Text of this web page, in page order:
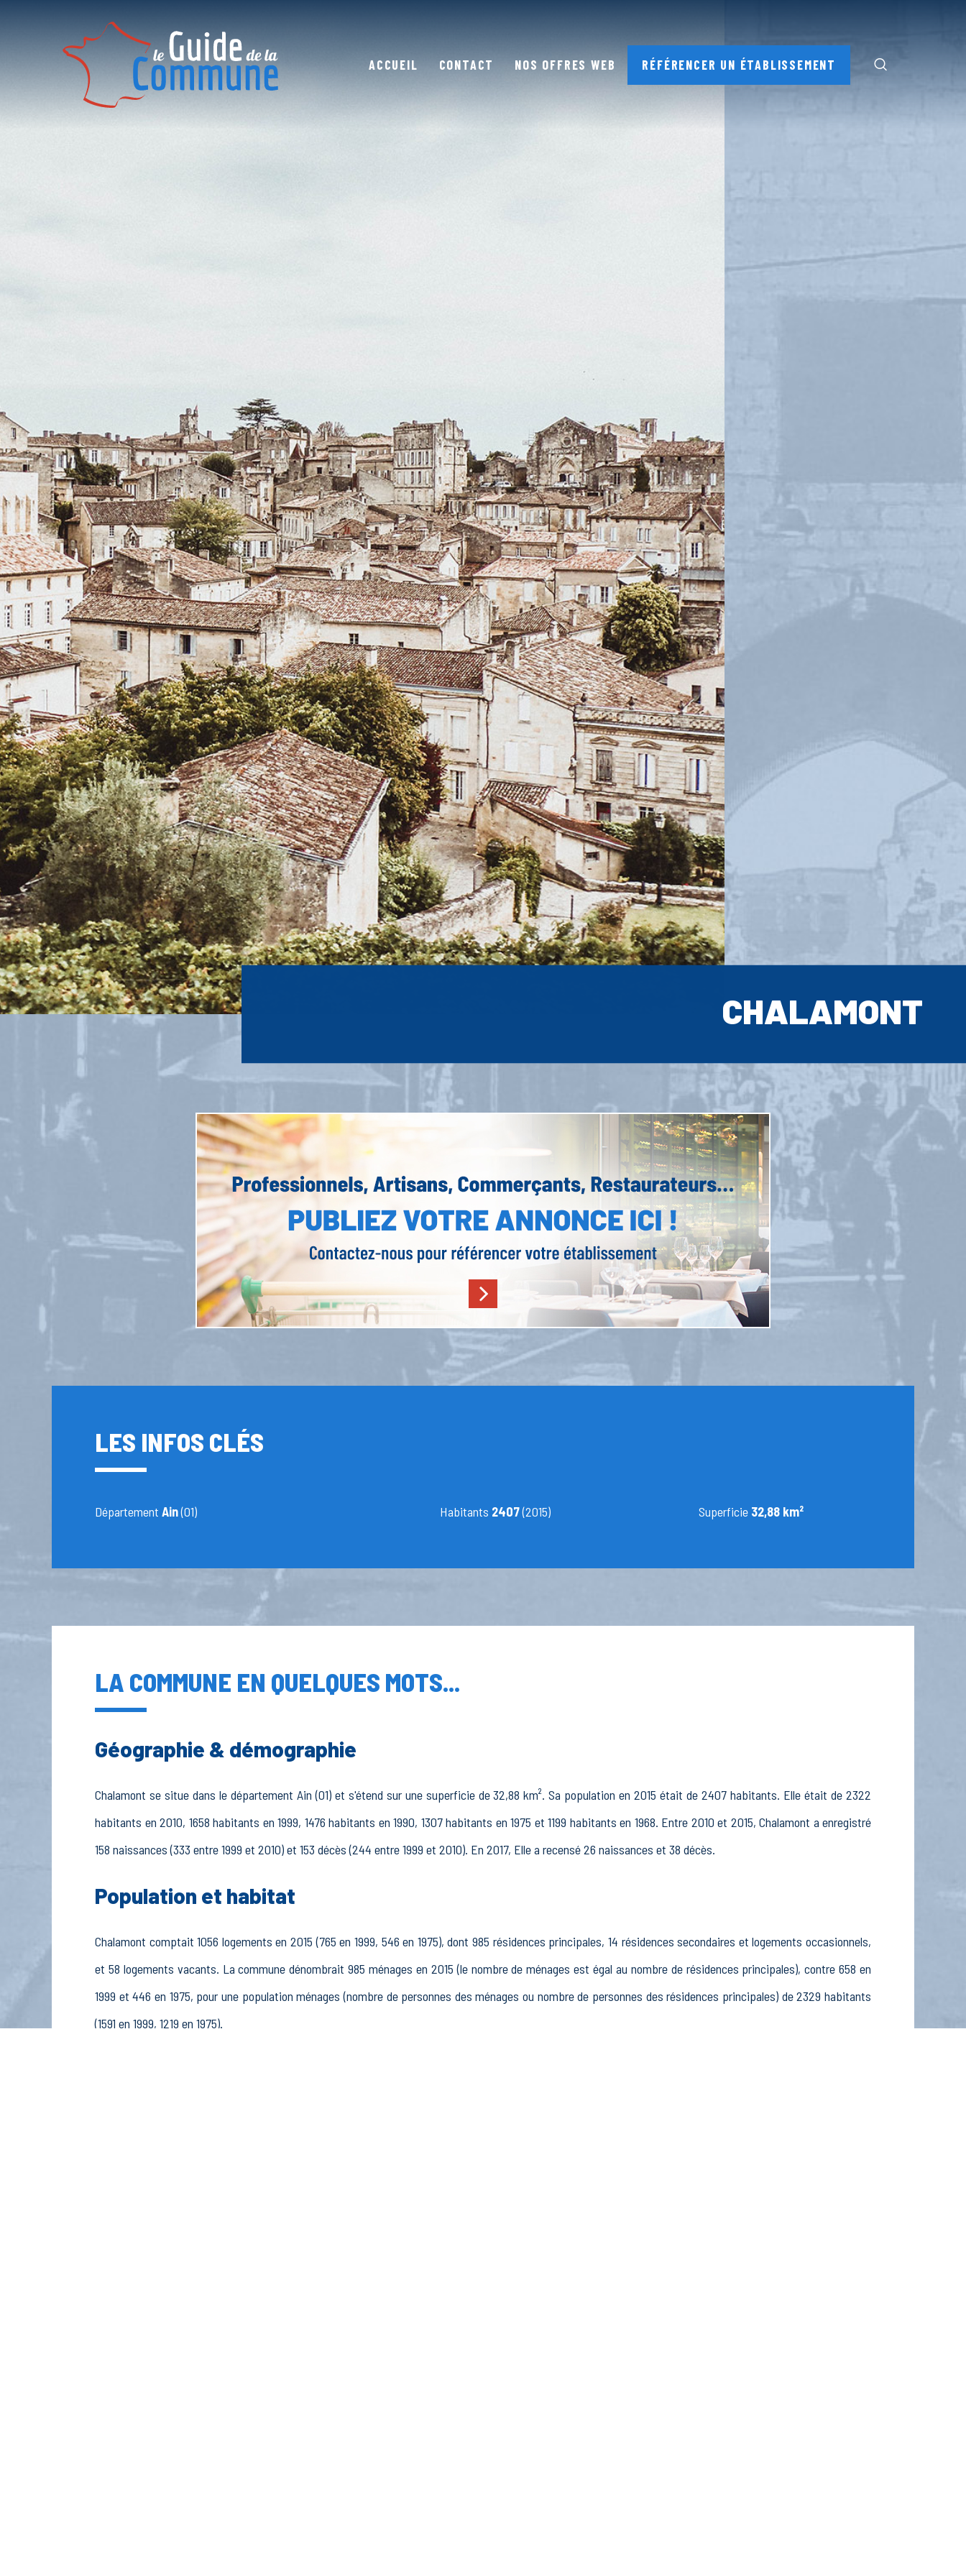
ACCUEIL CONTACT NOS OFFRES WEB RÉFÉRENCER UN ÉTABLISSEMENT
CHALAMONT
LES INFOS CLÉS
Département Ain(01) Habitants 2407(2015) Superficie 32,88 km²
LA COMMUNE EN QUELQUES MOTS...
Géographie & démographie
Chalamont se situe dans le département Ain (01) et s'étend sur une superficie de 32,88 km². Sa population en 2015 était de 2407 habitants. Elle était de 2322
habitants en 2010, 1658 habitants en 1999, 1476 habitants en 1990, 1307 habitants en 1975 et 1199 habitants en 1968. Entre 2010 et 2015, Chalamont a enregistré
158 naissances (333 entre 1999 et 2010) et 153 décès (244 entre 1999 et 2010). En 2017, Elle a recensé 26 naissances et 38 décès.
Population et habitat
Chalamont comptait 1056 logements en 2015 (765 en 1999, 546 en 1975), dont 985 résidences principales, 14 résidences secondaires et logements occasionnels,
et 58 logements vacants. La commune dénombrait 985 ménages en 2015 (le nombre de ménages est égal au nombre de résidences principales), contre 658 en
1999 et 446 en 1975, pour une population ménages (nombre de personnes des ménages ou nombre de personnes des résidences principales) de 2329 habitants
(1591 en 1999, 1219 en 1975).